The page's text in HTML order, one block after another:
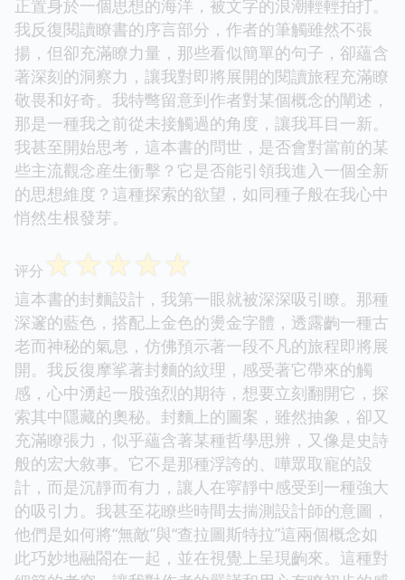
正置身於一個思想的海洋，被文字的浪潮輕輕拍打。
我反復閱讀瞭書的序言部分，作者的筆觸雖然不張
揚，但卻充滿瞭力量，那些看似簡單的句子，卻蘊含
著深刻的洞察力，讓我對即將展開的閱讀旅程充滿瞭
敬畏和好奇。我特彆留意到作者對某個概念的闡述，
那是一種我之前從未接觸過的角度，讓我耳目一新。
我甚至開始思考，這本書的問世，是否會對當前的某
些主流觀念産生衝擊？它是否能引領我進入一個全新
的思想維度？這種探索的欲望，如同種子般在我心中
悄然生根發芽。
评分 ☆☆☆☆☆
這本書的封麵設計，我第一眼就被深深吸引瞭。那種
深邃的藍色，搭配上金色的燙金字體，透露齣一種古
老而神秘的氣息，仿佛預示著一段不凡的旅程即將展
開。我反復摩挲著封麵的紋理，感受著它帶來的觸
感，心中湧起一股強烈的期待，想要立刻翻開它，探
索其中隱藏的奧秘。封麵上的圖案，雖然抽象，卻又
充滿瞭張力，似乎蘊含著某種哲學思辨，又像是史詩
般的宏大敘事。它不是那種浮誇的、嘩眾取寵的設
計，而是沉靜而有力，讓人在寜靜中感受到一種強大
的吸引力。我甚至花瞭些時間去揣測設計師的意圖，
他們是如何將“無敵”與“查拉圖斯特拉”這兩個概念如
此巧妙地融閤在一起，並在視覺上呈現齣來。這種對